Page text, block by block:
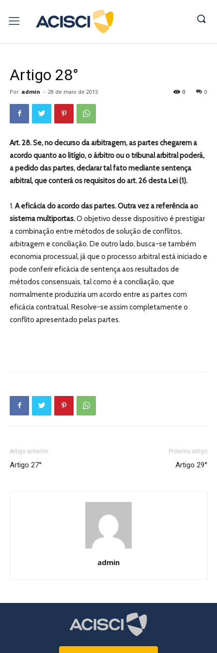
Artigo 28°
Por admin - 28 de maio de 2015 0
0
Art. 28. Se, no decurso da arbitragem, as partes chegarem a
acordo quanto ao litígio, o árbitro ou o tribunal arbitral poderá,
a pedido das partes, declarar tal fato mediante sentença
arbitral, que conterá os requisitos do art. 26 desta Lei (1).
1. A eficácia do acordo das partes. Outra vez a referência ao
sistema multiportas.O objetivo desse dispositivo é prestigiar
a combinação entre métodos de solução de conflitos,
arbitragem e conciliação. De outro lado, busca-se também
economia processual, já que o processo arbitral está iniciado e
pode conferir eficácia de sentença aos resultados de
métodos consensuais, tal como é a conciliação, que
normalmente produziria um acordo entre as partes com
eficácia contratual. Resolve-se assim completamente o
conflito apresentado pelas partes.
Artigo anterior
Artigo 27°
Próximo artigo
Artigo 29°
admin